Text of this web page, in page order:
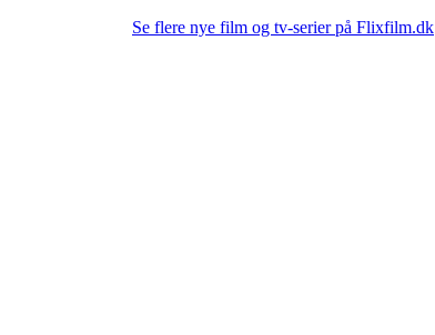
Se flere nye film og tv-serier på Flixfilm.dk